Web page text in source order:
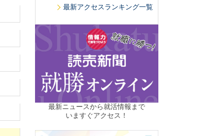
最新アクセスランキング一覧
最新ニュースから就活情報まで
いますぐアクセス！